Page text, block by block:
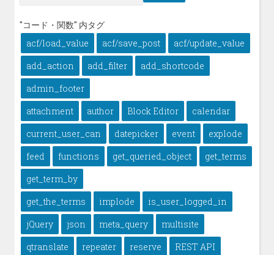
"コード・関数" 内タグ
acf/load_value
acf/save_post
acf/update_value
add_action
add_filter
add_shortcode
admin_footer
attachment
author Block Editor
calendar
current_user_can
datepicker event
explode
feed
functions get_queried_object
get_terms
get_term_by
get_the_terms
implode
is_user_logged_in
jQuery
json meta_query
multisite
qtranslate
repeater reserve REST API